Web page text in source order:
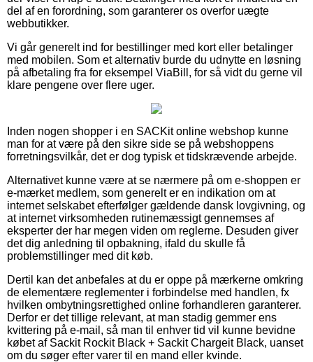
del af en forordning, som garanterer os overfor uægte
webbutikker.
Vi går generelt ind for bestillinger med kort eller betalinger
med mobilen. Som et alternativ burde du udnytte en løsning
på afbetaling fra for eksempel ViaBill, for så vidt du gerne vil
klare pengene over flere uger.
Inden nogen shopper i en SACKit online webshop kunne
man for at være på den sikre side se på webshoppens
forretningsvilkår, det er dog typisk et tidskrævende arbejde.
Alternativet kunne være at se nærmere på om e-shoppen er
e-mærket medlem, som generelt er en indikation om at
internet selskabet efterfølger gældende dansk lovgivning, og
at internet virksomheden rutinemæssigt gennemses af
eksperter der har megen viden om reglerne. Desuden giver
det dig anledning til opbakning, ifald du skulle få
problemstillinger med dit køb.
Dertil kan det anbefales at du er oppe på mærkerne omkring
de elementære reglementer i forbindelse med handlen, fx
hvilken ombytningsrettighed online forhandleren garanterer.
Derfor er det tillige relevant, at man stadig gemmer ens
kvittering på e-mail, så man til enhver tid vil kunne bevidne
købet af Sackit Rockit Black + Sackit Chargeit Black, uanset
om du søger efter varer til en mand eller kvinde.